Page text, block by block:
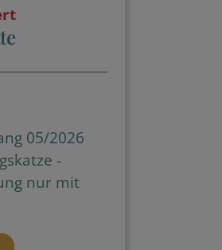
05/2026
-
nur mit